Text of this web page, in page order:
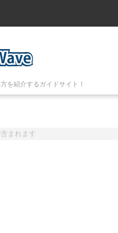
を紹介するガイドサイト！
まれます